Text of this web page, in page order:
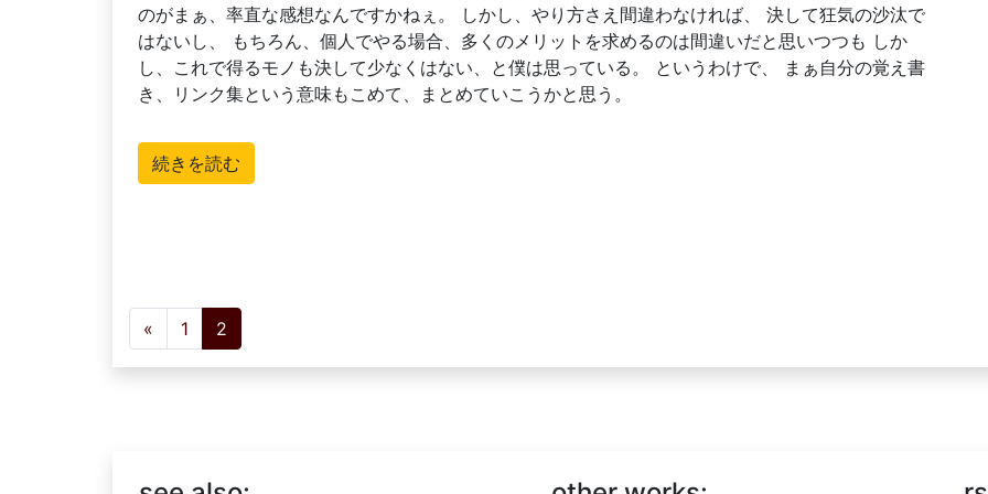
のがまぁ、率直な感想なんですかねぇ。 しかし、やり方さえ間違わなければ、 決して狂気の沙汰で
はないし、 もちろん、個人でやる場合、多くのメリットを求めるのは間違いだと思いつつも しか
し、これで得るモノも決して少なくはない、と僕は思っている。 というわけで、 まぁ自分の覚え書
き、リンク集という意味もこめて、まとめていこうかと思う。
続きを読む
投稿ナビゲーション
« 1 2